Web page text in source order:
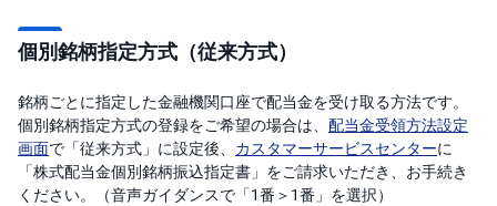
個別銘柄指定方式（従来方式）
銘柄ごとに指定した金融機関口座で配当金を受け取る方法です。
個別銘柄指定方式の登録をご希望の場合は、 配当金受領方法設定
画面で「従来方式」に設定後、 カスタマーサービスセンターに
「株式配当金個別銘柄振込指定書」をご請求いただき、お手続き
ください。（音声ガイダンスで「1番＞1番」を選択）